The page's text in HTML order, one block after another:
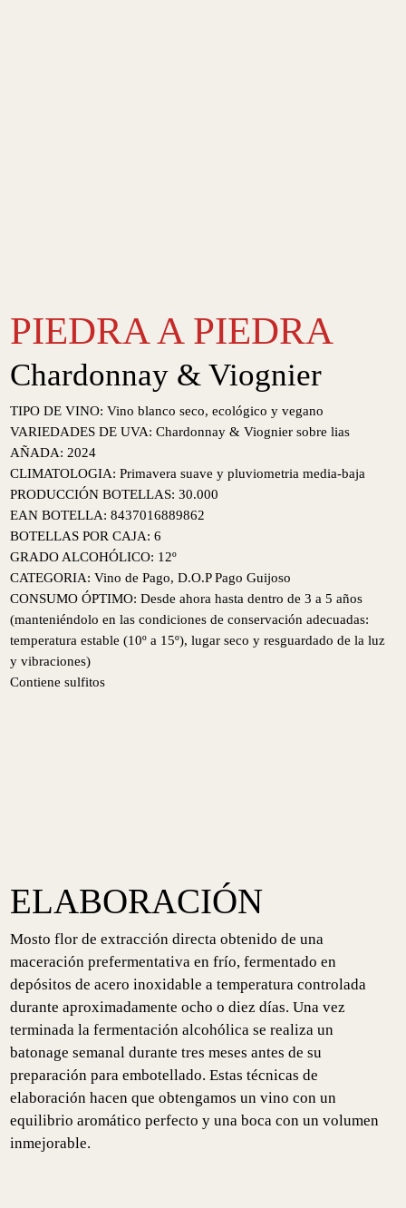
PIEDRA A PIEDRA
Chardonnay & Viognier
TIPO DE VINO:Vino blanco seco, ecológico y vegano
VARIEDADES DE UVA:Chardonnay & Viognier sobre lias
AÑADA: 2024
CLIMATOLOGIA: Primavera suave y pluviometria media-baja
PRODUCCIÓN BOTELLAS: 30.000
EAN BOTELLA: 8437016889862
BOTELLAS POR CAJA: 6
GRADO ALCOHÓLICO: 12º
CATEGORIA: Vino de Pago, D.O.P Pago Guijoso
CONSUMO ÓPTIMO: Desde ahora hasta dentro de 3 a 5 años
(manteniéndolo en las condiciones de conservación adecuadas:
temperatura estable (10º a 15º), lugar seco y resguardado de la luz
y vibraciones)
Contiene sulfitos
ELABORACIÓN
Mosto flor de extracción directa obtenido de una
maceración prefermentativa en frío, fermentado en
depósitos de acero inoxidable a temperatura controlada
durante aproximadamente ocho o diez días. Una vez
terminada la fermentación alcohólica se realiza un
batonage semanal durante tres meses antes de su
preparación para embotellado. Estas técnicas de
elaboración hacen que obtengamos un vino con un
equilibrio aromático perfecto y una boca con un volumen
inmejorable.